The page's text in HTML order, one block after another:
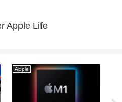
Apple Life
Apple